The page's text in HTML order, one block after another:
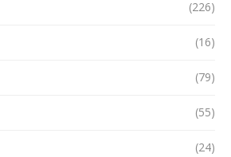
(226)
(16)
(79)
(55)
(24)